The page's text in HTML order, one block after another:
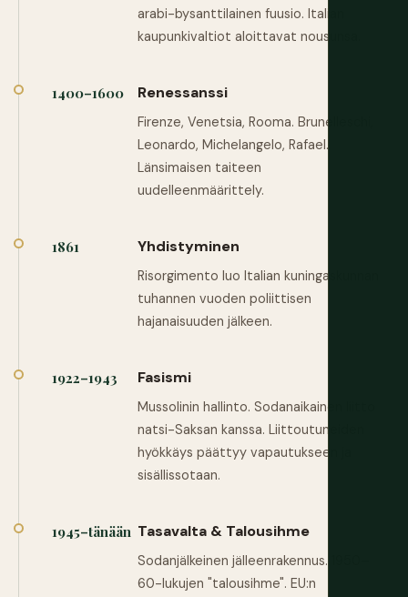
arabi-bysanttilainen fuusio. Italian
kaupunkivaltiot aloittavat nousunsa.
1400–1600 Renessanssi
Firenze, Venetsia, Rooma. Brunelleschi,
Leonardo, Michelangelo, Rafael.
Länsimaisen taiteen
uudelleenmäärittely.
1861 Yhdistyminen
Risorgimento luo Italian kuningaskunnan
tuhannen vuoden poliittisen
hajanaisuuden jälkeen.
1922–1943 Fasismi
Mussolinin hallinto. Sodanaikainen liitto
natsi-Saksan kanssa. Liittoutuneiden
hyökkäys päättyy vapautukseen ja
sisällissotaan.
1945–tänään Tasavalta & Talousihme
Sodanjälkeinen jälleenrakennus. 1950–
60-lukujen "talousihme". EU:n